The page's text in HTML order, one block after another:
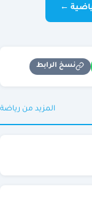
←
نسخ الرابط
المزيد من رياضة